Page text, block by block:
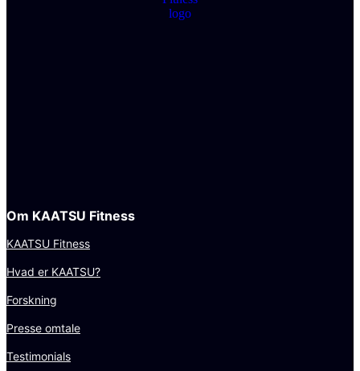
Om KAATSU Fitness
KAATSU Fitness
Hvad er KAATSU?
Forskning
Presse omtale
Testimonials